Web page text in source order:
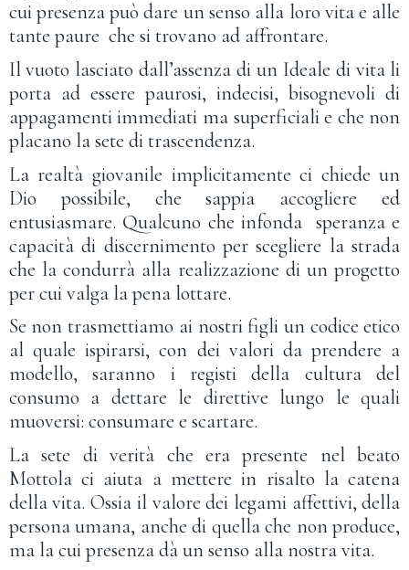
cui presenza può dare un senso alla loro vita e alle
tante paure che si trovano ad affrontare.
Il vuoto lasciato dall’assenza di un Ideale di vita li
porta ad essere paurosi, indecisi, bisognevoli di
appagamenti immediati ma superficiali e che non
placano la sete di trascendenza.
La realtà giovanile implicitamente ci chiede un
Dio possibile, che sappia accogliere ed
entusiasmare. Qualcuno che infonda speranza e
capacità di discernimento per scegliere la strada
che la condurrà alla realizzazione di un progetto
per cui valga la pena lottare.
Se non trasmettiamo ai nostri figli un codice etico
al quale ispirarsi, con dei valori da prendere a
modello, saranno i registi della cultura del
consumo a dettare le direttive lungo le quali
muoversi: consumare e scartare.
La sete di verità che era presente nel beato
Mottola ci aiuta a mettere in risalto la catena
della vita. Ossia il valore dei legami affettivi, della
persona umana, anche di quella che non produce,
ma la cui presenza dà un senso alla nostra vita.